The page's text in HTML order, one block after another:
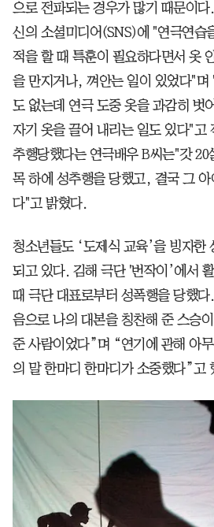
으로 전파되는 경우가 많기 때문이
신의 소셜미디어(SNS)에 "연극연습
적을 할 때 특훈이 필요하다면서 옷
을 만지거나, 껴안는 일이 있었다"며
도 없는데 연극 도중 옷을 과감히 벗
자기 옷을 끌어 내리는 일도 있다"고
추행당했다는 연극배우 B씨는"갓 20
목 하에 성추행을 당했고, 결국 그 아
다"고 밝혔다.
청소년들도 ‘도제식 교육’을 빙자한
되고 있다. 김해 극단 '번작이’에서
때 극단 대표로부터 성폭행을 당했
음으로 나의 대본을 칭찬해 준 스승
준 사람이었다”며 “연기에 관해 아
의 말 한마디 한마디가 소중했다”고